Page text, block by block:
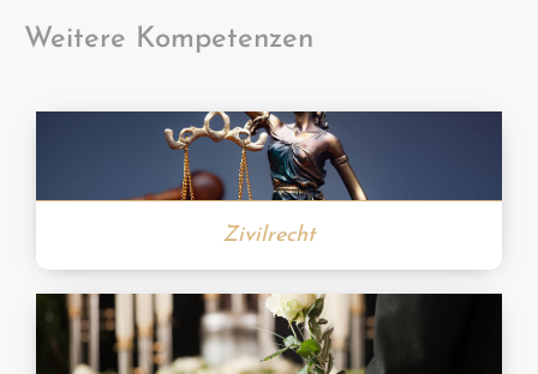
Weitere Kompetenzen
Zivilrecht